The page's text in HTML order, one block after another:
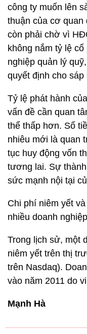
công ty muốn lên
thuận của cơ quan
còn phải chờ vì
không nắm tỷ lệ
nghiệp quản lý
quyết định cho sáp
Tỷ lệ phát hành
vấn đề cần quan
thể thấp hơn. Số
nhiêu mới là quan
tục huy động vốn
tương lai. Sự
sức mạnh nội tại
Chi phí niêm yết
nhiều doanh
Trong lịch sử, một
niêm yết trên thị
trên Nasdaq).
vào năm 2011 do
Mạnh Hà